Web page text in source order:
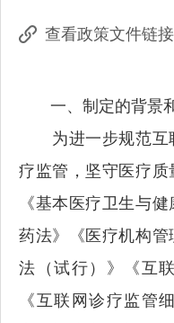
查看政策文件链接
一、制定的背景
为进一步规范互
疗监管，坚守医疗
《基本医疗卫生与
药法》《医疗机构
法（试行）》《互
《互联网诊疗监管